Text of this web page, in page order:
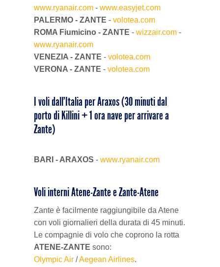
www.ryanair.com - www.easyjet.com
PALERMO - ZANTE - volotea.com
ROMA Fiumicino - ZANTE - wizzair.com -
www.ryanair.com
VENEZIA - ZANTE - volotea.com
VERONA - ZANTE - volotea.com
I voli dall’Italia per Araxos (30 minuti dal
porto di Killini + 1 ora nave per arrivare a
Zante)
BARI - ARAXOS - www.ryanair.com
Voli interni Atene-Zante e Zante-Atene
Zante è facilmente raggiungibile da Atene
con voli giornalieri della durata di 45 minuti.
Le compagnie di volo che coprono la rotta
ATENE-ZANTE sono:
Olympic Air /Aegean Airlines.